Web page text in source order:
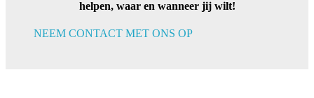
helpen, waar en wanneer jij wilt!
NEEM CONTACT MET ONS OP